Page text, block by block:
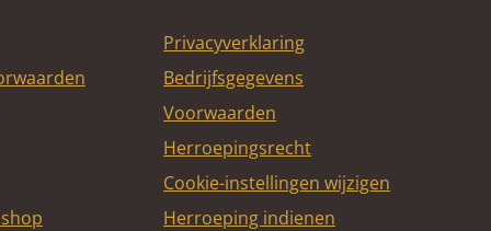
Privacyverklaring
Bedrijfsgegevens
Voorwaarden
Herroepingsrecht
Cookie-instellingen wijzigen
Herroeping indienen